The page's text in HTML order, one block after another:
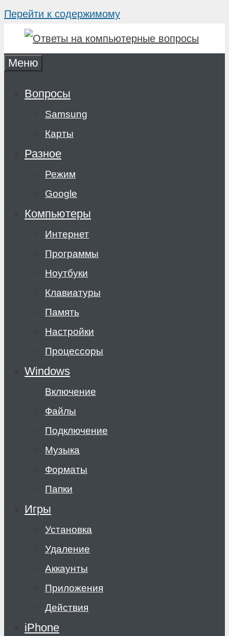
Перейти к содержимому
Меню
Вопросы
Samsung
Карты
Разное
Режим
Google
Компьютеры
Интернет
Программы
Ноутбуки
Клавиатуры
Память
Настройки
Процессоры
Windows
Включение
Файлы
Подключение
Музыка
Форматы
Папки
Игры
Установка
Удаление
Аккаунты
Приложения
Действия
iPhone